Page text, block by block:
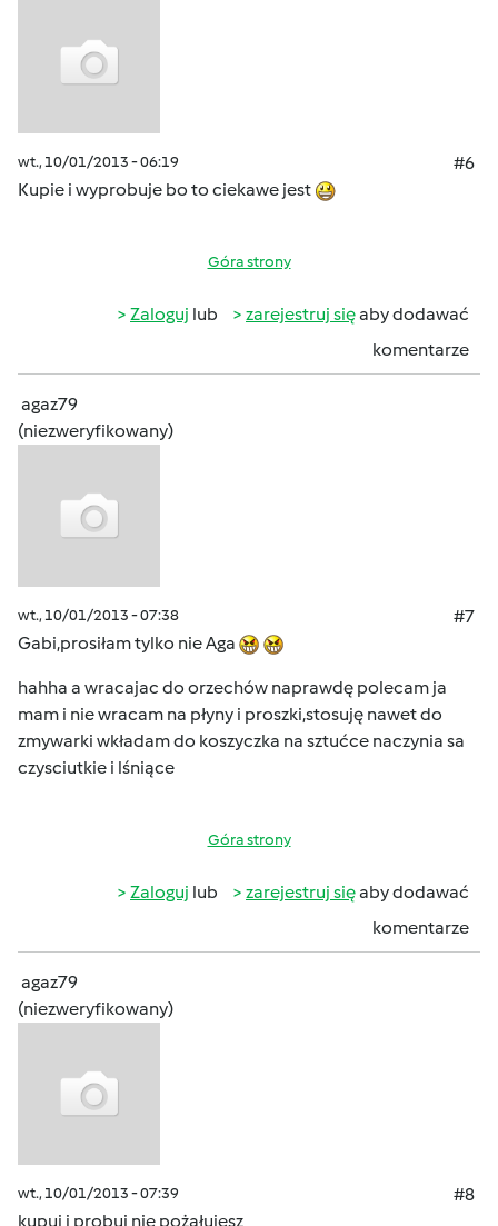
wt., 10/01/2013 - 06:19
#6
Kupie i wyprobuje bo to ciekawe jest
Góra strony
Zaloguj lub zarejestruj sięaby dodawać
komentarze
agaz79
(niezweryfikowany)
wt., 10/01/2013 - 07:38
#7
Gabi,prosiłam tylko nie Aga
hahha a wracajac do orzechów naprawdę polecam ja
mam i nie wracam na płyny i proszki,stosuję nawet do
zmywarki wkładam do koszyczka na sztućce naczynia sa
czysciutkie i lśniące
Góra strony
Zaloguj lub zarejestruj sięaby dodawać
komentarze
agaz79
(niezweryfikowany)
wt., 10/01/2013 - 07:39
#8
kupuj i probuj nie pożałujesz